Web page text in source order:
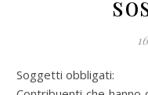
Soggetti obbligati: